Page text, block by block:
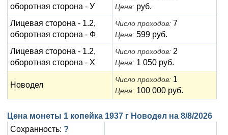
оборотная сторона - У
Цена: руб.
Лицевая сторона - 1.2,
оборотная сторона - Ф
Число проходов: 7
Цена: 599 руб.
Лицевая сторона - 1.2,
оборотная сторона - Х
Число проходов: 2
Цена: 1 050 руб.
Новодел
Число проходов: 1
Цена: 100 000 руб.
Цена монеты 1 копейка 1937 г Новодел на 8/8/2026
Сохранность: ?